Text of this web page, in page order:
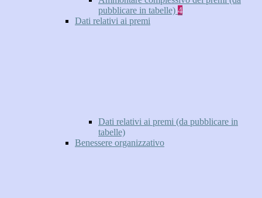
pubblicare in tabelle) 4
Dati relativi ai premi
Dati relativi ai premi (da pubblicare in
tabelle)
Benessere organizzativo